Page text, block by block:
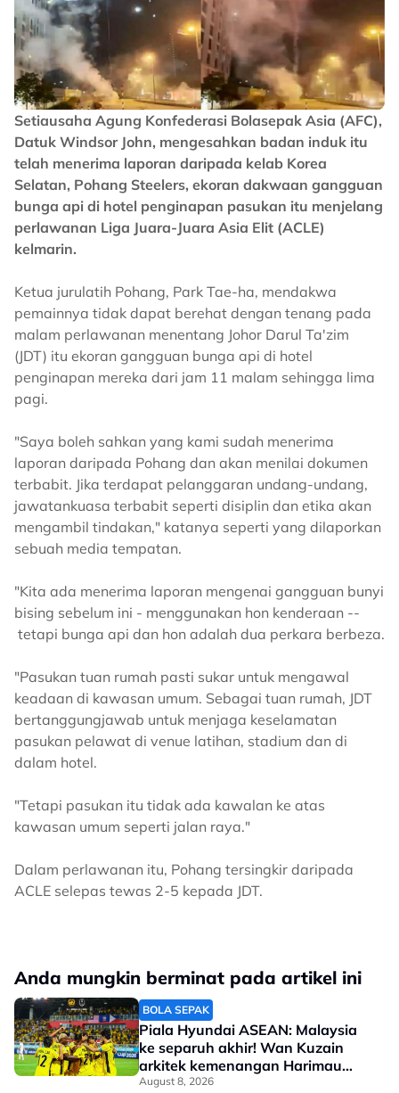
Setiausaha Agung Konfederasi Bolasepak Asia (AFC),
Datuk Windsor John, mengesahkan badan induk itu
telah menerima laporan daripada kelab Korea
Selatan, Pohang Steelers, ekoran dakwaan gangguan
bunga api di hotel penginapan pasukan itu menjelang
perlawanan Liga Juara-Juara Asia Elit (ACLE)
kelmarin.
Ketua jurulatih Pohang, Park Tae-ha, mendakwa
pemainnya tidak dapat berehat dengan tenang pada
malam perlawanan menentang Johor Darul Ta'zim
(JDT) itu ekoran gangguan bunga api di hotel
penginapan mereka dari jam 11 malam sehingga lima
pagi.
"Saya boleh sahkan yang kami sudah menerima
laporan daripada Pohang dan akan menilai dokumen
terbabit. Jika terdapat pelanggaran undang-undang,
jawatankuasa terbabit seperti disiplin dan etika akan
mengambil tindakan," katanya seperti yang dilaporkan
sebuah media tempatan.
"Kita ada menerima laporan mengenai gangguan bunyi
bising sebelum ini - menggunakan hon kenderaan --
tetapi bunga api dan hon adalah dua perkara berbeza.
"Pasukan tuan rumah pasti sukar untuk mengawal
keadaan di kawasan umum. Sebagai tuan rumah, JDT
bertanggungjawab untuk menjaga keselamatan
pasukan pelawat di venue latihan, stadium dan di
dalam hotel.
"Tetapi pasukan itu tidak ada kawalan ke atas
kawasan umum seperti jalan raya."
Dalam perlawanan itu, Pohang tersingkir daripada
ACLE selepas tewas 2-5 kepada JDT.
Anda mungkin berminat pada artikel ini
BOLA SEPAK
Piala Hyundai ASEAN: Malaysia
ke separuh akhir! Wan Kuzain
arkitek kemenangan Harimau
Malaya
August 8, 2026